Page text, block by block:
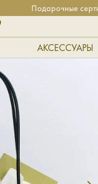
Подарочные
АКСЕССУАРЫ